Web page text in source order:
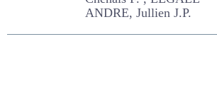
Chénais F. , LEGALL ANDRE,